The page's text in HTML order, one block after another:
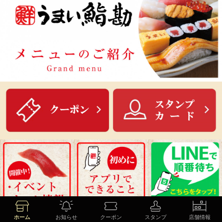
ホーム お知らせ クーポン スタンプ 店舗情報